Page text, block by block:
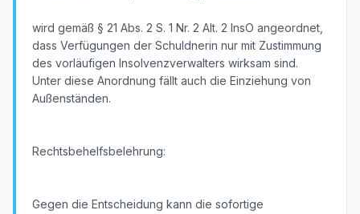
wird gemäß § 21 Abs. 2 S. 1 Nr. 2 Alt. 2 InsO angeordnet,
dass Verfügungen der Schuldnerin nur mit Zustimmung
des vorläufigen Insolvenzverwalters wirksam sind.
Unter diese Anordnung fällt auch die Einziehung von
Außenständen.
Rechtsbehelfsbelehrung:
Gegen die Entscheidung kann die sofortige